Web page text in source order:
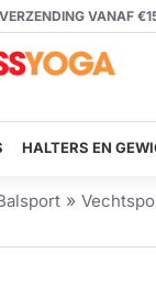
VANAF
HALTERS EN